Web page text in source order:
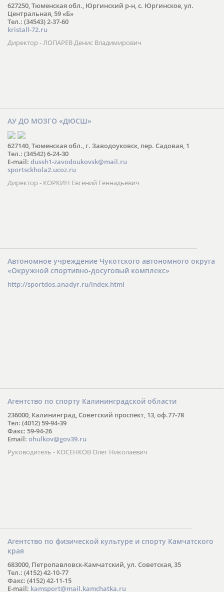
627250, Тюменская обл., Юргинский р-н, с. Юргинское, ул.
Центральная, 59 «Б»
Тел.: (34543) 2-37-60
kristall-72.ru
Директор - ЛОПАРЕВ Денис Владимирович
АУ ДО МОЗГО «ДЮСШ»
627140, Тюменская обл., г. Заводоуковск, пер. Садовая, 1
Тел.: (34542) 6-24-30
​E-mail: dussh1-zavodoukovsk@mail.ru
sportsckhola2.ucoz.ru
Директор - КОРКИН Евгений Геннадьевич
Автономное учреждение Чукотского автономного округа
«Окружной спортивно-досуговый комплекс»
http://sportdos.anadyr.ru/index.html
Агентство по спорту Калининградской области
236000, Калининград, Советский проспект, 13, оф.77-78
Тел: (4012) 59-94-39
Факс: 59-94-26
Email: ohulkov@gov39.ru
Руководитель - КОСЕНКОВ Олег Николаевич
Агентство по физической культуре и спорту Камчатского
края
683000, Петропавловск-Камчатский, ул. Советская, 35
Тел.: (4152) 42-10-77
Факс: (4152) 42-11-15
E-mail: kamsport@mail.kamchatka.ru